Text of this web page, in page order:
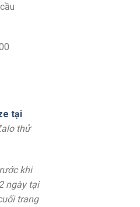
tại
thử
khi
ngày tại
trang